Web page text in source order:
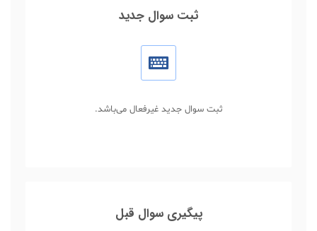
ثبت سوال جدید
ثبت سوال جدید غیرفعال می‌باشد.
پیگیری سوال قبل